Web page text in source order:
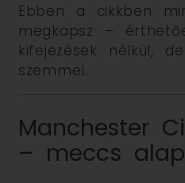
Ebben a cikkben
megkapsz –
kifejezések nélkül,
szemmel.
Manchester
– meccs